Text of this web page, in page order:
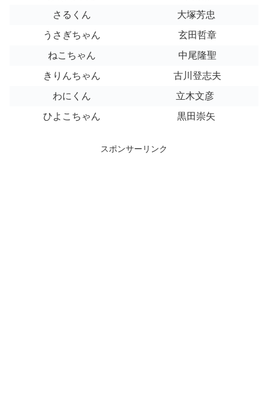
さるくん
大塚芳忠
うさぎちゃん
玄田哲章
ねこちゃん
中尾隆聖
きりんちゃん
古川登志夫
わにくん
立木文彦
ひよこちゃん
黒田崇矢
スポンサーリンク